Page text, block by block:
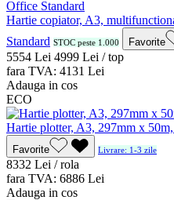
Hartie copiator, A3,
Standard STOC peste 1.000 Favorite
5554 Lei 4999 Lei / top
fara TVA: 4131 Lei
Adauga in cos
ECO
Hartie plotter, A3, 297mm x
Favorite Livrare: 1-3 zile
8332 Lei / rola
fara TVA: 6886 Lei
Adauga in cos